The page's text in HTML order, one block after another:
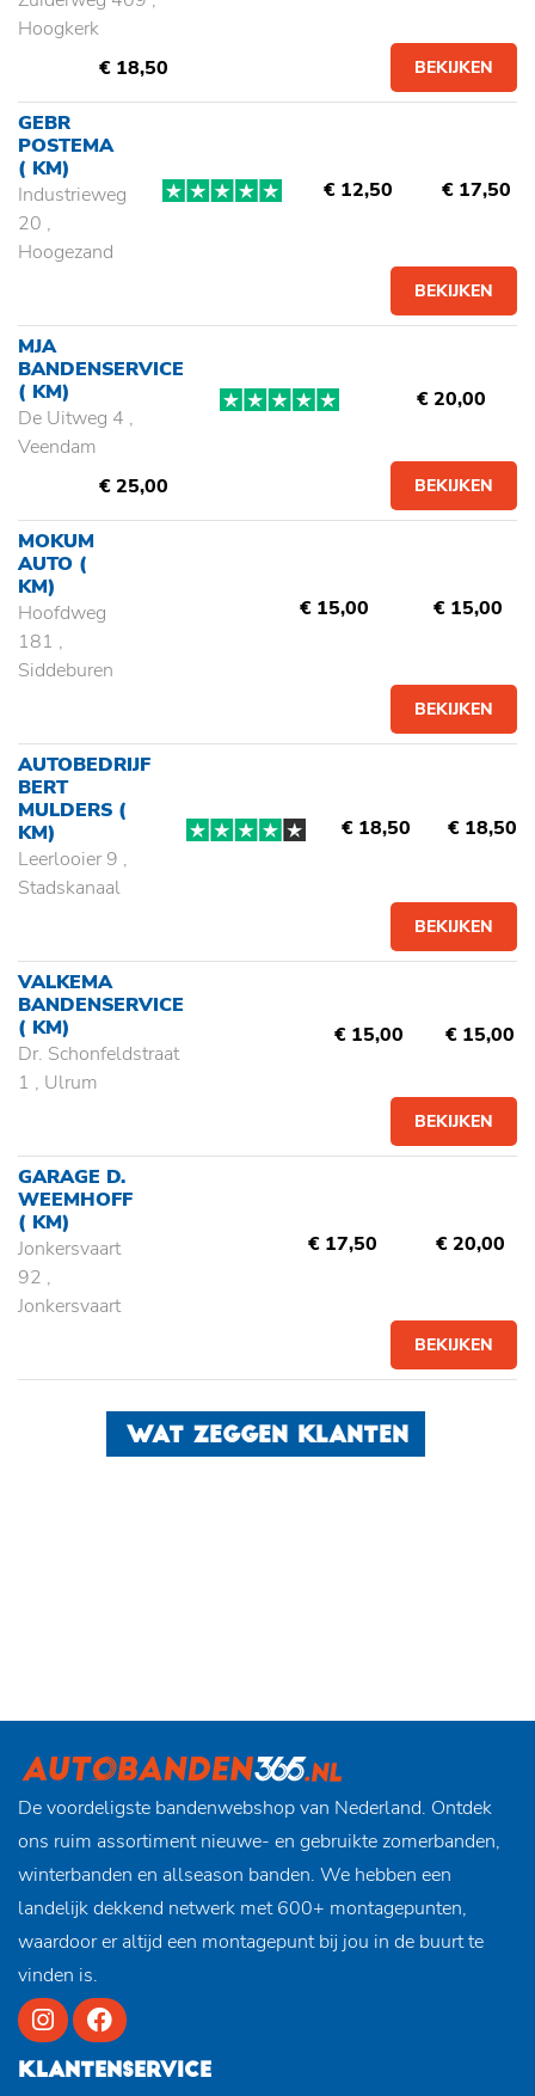
Hoogkerk
€ 18,50
BEKIJKEN
GEBR
POSTEMA
( KM)
Industrieweg
20 ,
Hoogezand
€ 12,50 € 17,50
BEKIJKEN
MJA
BANDENSERVICE
( KM)
De Uitweg 4 ,
Veendam
€ 20,00
€ 25,00 BEKIJKEN
MOKUM
AUTO (
KM)
Hoofdweg
181 ,
Siddeburen
€ 15,00 € 15,00
BEKIJKEN
AUTOBEDRIJF
BERT
MULDERS (
KM)
Leerlooier 9 ,
Stadskanaal
€ 18,50 € 18,50
BEKIJKEN
VALKEMA
BANDENSERVICE
( KM)
Dr. Schonfeldstraat
1 , Ulrum
€ 15,00 € 15,00
BEKIJKEN
GARAGE D.
WEEMHOFF
( KM)
Jonkersvaart
92 ,
Jonkersvaart
€ 17,50 € 20,00
BEKIJKEN
WAT ZEGGEN KLANTEN
De voordeligste bandenwebshop van Nederland. Ontdek
ons ruim assortiment nieuwe- en gebruikte zomerbanden,
winterbanden en allseason banden. We hebben een
landelijk dekkend netwerk met 600+ montagepunten,
waardoor er altijd een montagepunt bij jou in de buurt te
vinden is.
KLANTENSERVICE